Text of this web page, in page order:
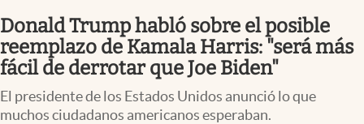
Espiritual
Streaming
PC y mobile
Donald Trump habló sobre el posible
reemplazo de Kamala Harris: "será más
fácil de derrotar que Joe Biden"
El presidente de los Estados Unidos anunció lo que
muchos ciudadanos americanos esperaban.